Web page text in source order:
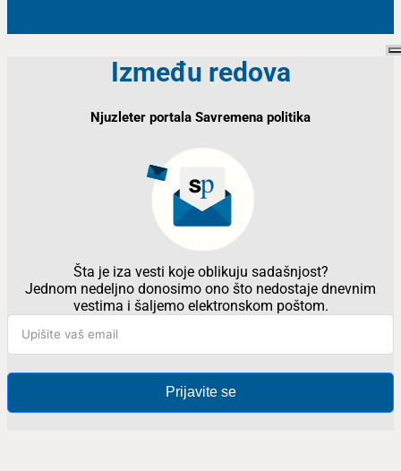
Između redova
Njuzleter portala Savremena politika
Šta je iza vesti koje oblikuju sadašnjost?
Jednom nedeljno donosimo ono što nedostaje dnevnim
vestima i šaljemo elektronskom poštom.
Prijavite se